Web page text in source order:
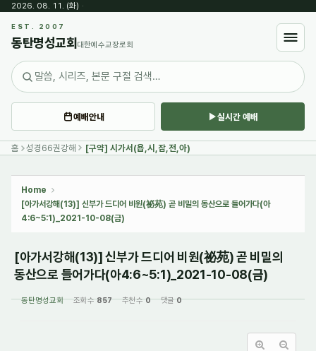
2026. 08. 11. (화) ·
EST. 2007
동탄명성교회 대한예수교장로회
예배안내 실시간 예배
홈 성경66권강해 [구약] 시가서(욥,시,잠,전,아)
Home
[아가서강해(13)] 신부가 드디어 비원(祕苑) 곧 비밀의 동산으로 들어가다(아
4:6~5:1)_2021-10-08(금)
[아가서강해(13)] 신부가 드디어 비원(祕苑) 곧 비밀의
동산으로 들어가다(아4:6~5:1)_2021-10-08(금)
동탄명성교회 조회 수857 추천 수0 댓글0
Sketchbook5, 스케치북5
Sketchbook5, 스케치북5